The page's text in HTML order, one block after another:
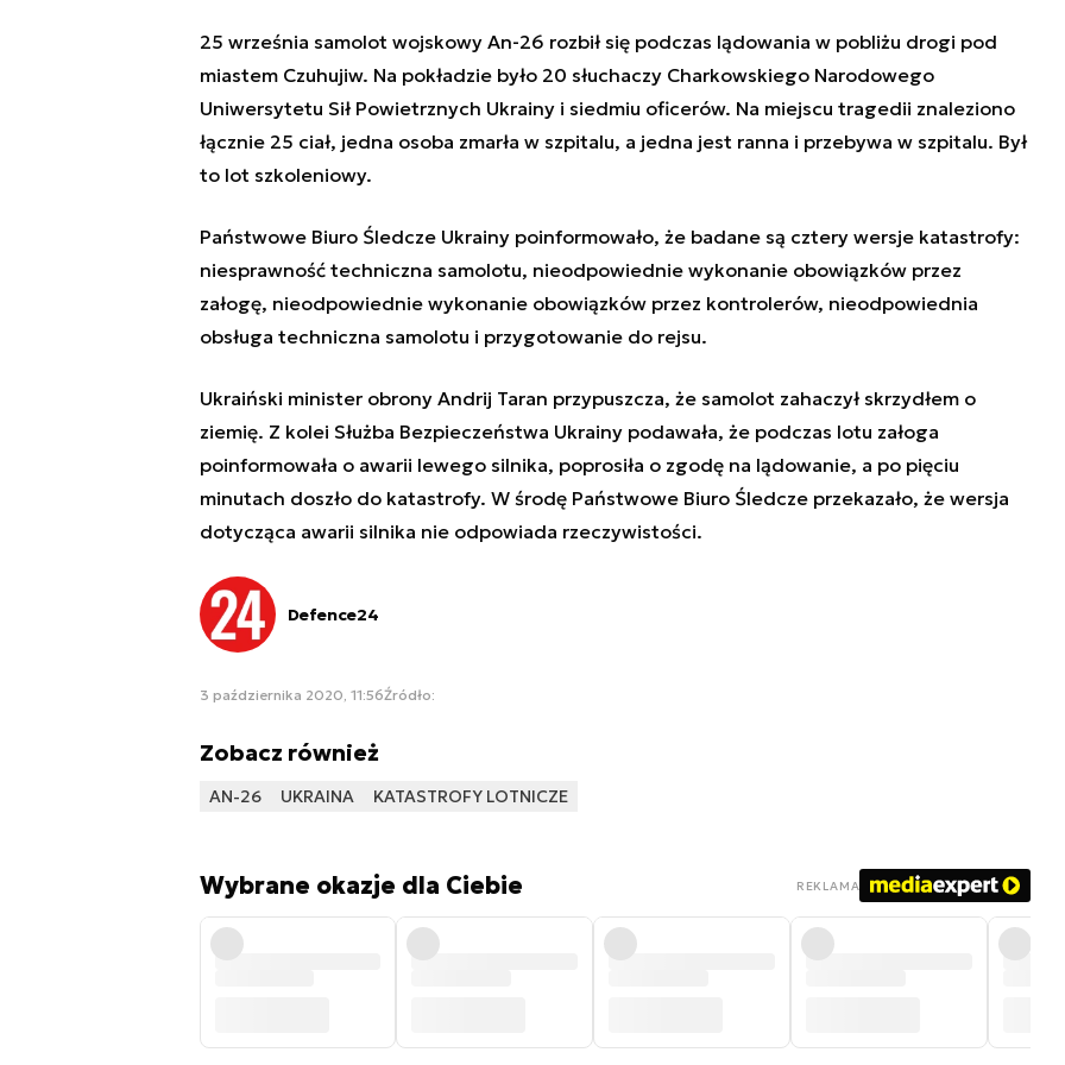
25 września samolot wojskowy An-26 rozbił się podczas lądowania w pobliżu drogi pod
miastem Czuhujiw. Na pokładzie było 20 słuchaczy Charkowskiego Narodowego
Uniwersytetu Sił Powietrznych Ukrainy i siedmiu oficerów. Na miejscu tragedii znaleziono
łącznie 25 ciał, jedna osoba zmarła w szpitalu, a jedna jest ranna i przebywa w szpitalu. Był
to lot szkoleniowy.
Państwowe Biuro Śledcze Ukrainy poinformowało, że badane są cztery wersje katastrofy:
niesprawność techniczna samolotu, nieodpowiednie wykonanie obowiązków przez
załogę, nieodpowiednie wykonanie obowiązków przez kontrolerów, nieodpowiednia
obsługa techniczna samolotu i przygotowanie do rejsu.
Ukraiński minister obrony Andrij Taran przypuszcza, że samolot zahaczył skrzydłem o
ziemię. Z kolei Służba Bezpieczeństwa Ukrainy podawała, że podczas lotu załoga
poinformowała o awarii lewego silnika, poprosiła o zgodę na lądowanie, a po pięciu
minutach doszło do katastrofy. W środę Państwowe Biuro Śledcze przekazało, że wersja
dotycząca awarii silnika nie odpowiada rzeczywistości.
Defence24
3 października 2020, 11:56Źródło:
Zobacz również
AN-26 UKRAINA KATASTROFY LOTNICZE
Wybrane okazje dla Ciebie REKLAMA